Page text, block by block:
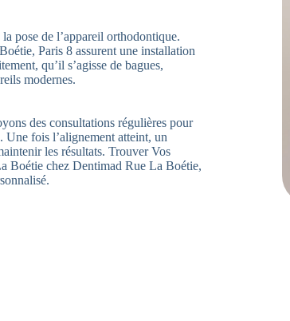
pose de l’appareil orthodontique.
Paris 8 assurent une installation
qu’il s’agisse de bagues,
modernes.
des consultations régulières pour
Une fois l’alignement atteint, un
les résultats. Trouver Vos
Boétie chez Dentimad Rue La Boétie,